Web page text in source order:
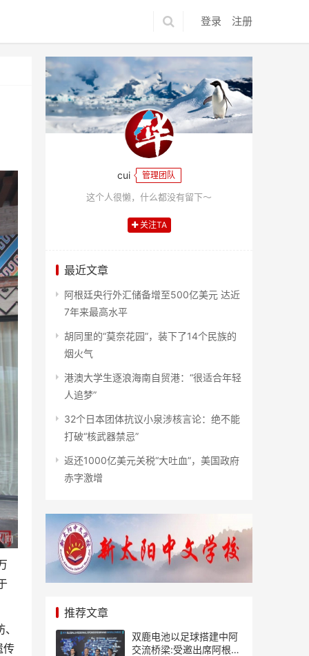
登录 注册
传
cui 管理团队
这个人很懒，什么都没有留下～
关注TA
最近文章
阿根廷央行外汇储备增至500亿美元 达近
7年来最高水平
胡同里的“莫奈花园”，装下了14个民族的
烟火气
港澳大学生逐浪海南自贸港：“很适合年轻
人追梦”
32个日本团体抗议小泉涉核言论：绝不能
打破“核武器禁忌”
返还1000亿美元关税“大吐血”，美国政府
赤字激增
推荐文章
双鹿电池以足球搭建中阿
交流桥梁:受邀出席阿根廷